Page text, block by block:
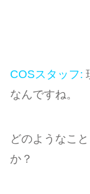
COSスタッフ:
なんですね。
どのようなこ
か？